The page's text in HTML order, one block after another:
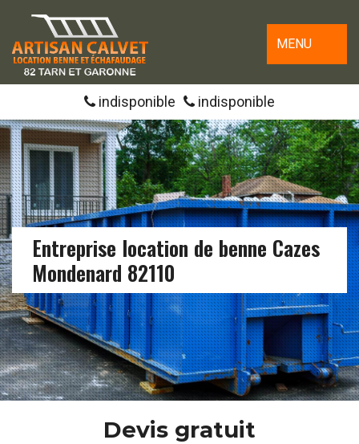
MENU
indisponible indisponible
Entreprise location de benne Cazes
Mondenard 82110
Devis gratuit